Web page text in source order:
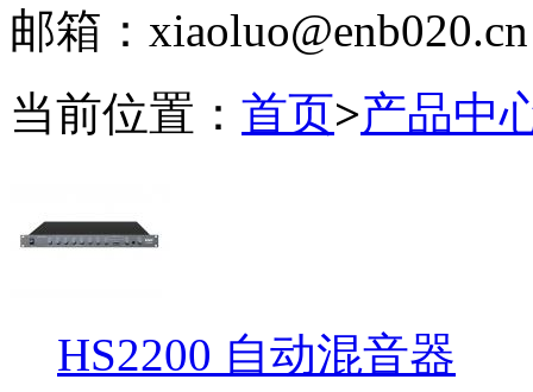
邮箱：xiaoluo@enb020.cn
当前位置： 首页>产品中
HS2200 自动混音器